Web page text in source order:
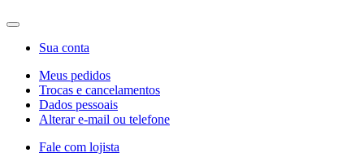
Sua conta
Meus pedidos
Trocas e cancelamentos
Dados pessoais
Alterar e-mail ou telefone
Fale com lojista